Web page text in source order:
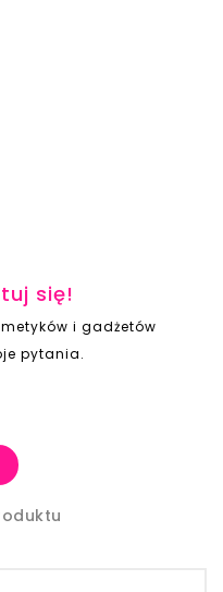
się!
i gadżetów
pytania.